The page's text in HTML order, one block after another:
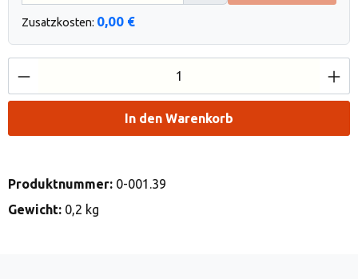
Zusatzkosten: 0,00 €
Produkt Anzahl: Gib den gewünschten
In den Warenkorb
Produktnummer: 0-001.39
Gewicht: 0,2 kg